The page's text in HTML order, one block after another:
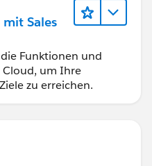
Sales
Funktionen und
Cloud, um Ihre
zu erreichen.